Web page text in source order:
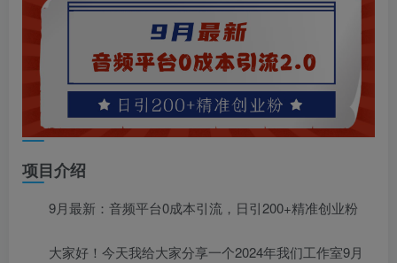
项目介绍
9月最新：音频平台0成本引流，日引200+精准创业粉
大家好！今天我给大家分享一个2024年我们工作室9月